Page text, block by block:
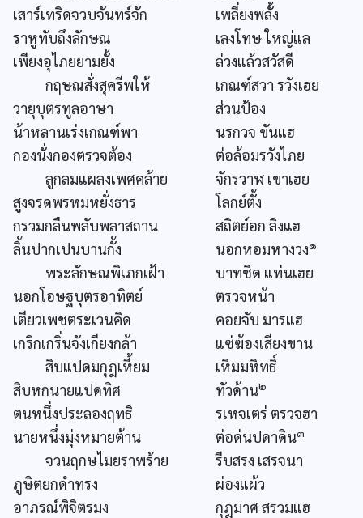
เสาร์เทริดจวบจันทร์จัก
เพลี่ยงพลั้ง
ราหูทับถึงลักษณ
เลงโทษ ใหญ่แล
เพียงอุไภยยามยั้ง
ล่วงแล้วสวัสดี
กฤษณสั่งสุครีพให้
เกณฑ์สวา รวังเฮย
วายุบุตรทูลอาษา
ส่วนป้อง
น้าหลานเร่งเกณฑ์พา
นรกวจ ขันแฮ
กองนั่งกองตรวจต้อง
ต่อล้อมรวังไภย
ลูกลมแผลงเพศคล้าย
จักรวาฬ เขาเฮย
สูงจรดพรหมหยั่งธาร
โลกย์ตั้ง
กรวมกลืนพลับพลาสถาน
สถิตย์อก ลิงแฮ
ลิ้นปากเปนบานกั้ง
นอกหอมหางวง๑
พระลักษณพิเภกเฝ้า
บาทชิด แท่นเฮย
นอกโอษฐบุตรอาทิตย์
ตรวจหน้า
เตียวเพชตระเวนคิด
คอยจับ มารแฮ
เกริกเกริ่นจังเกียงกล้า
แซ่ฆ้องเสียงขาน
สิบแปดมกุฎเหี้ยม
เหิมมหิทธิ์
สิบหกนายแปดทิศ
ทัวด้าน๒
ตนหนึ่งประลองฤทธิ
รเหจเตร่ ตรวจฮา
นายหนึ่งมุ่งหมายต้าน
ต่อด่นปดาดิน๓
จวนฤกษไมยราพร้าย
รีบสรง เสรจนา
ภูษิตยกดำทรง
ผ่องแผ้ว
อาภรณ์พิจิตรมง
กุฎมาศ สรวมแฮ